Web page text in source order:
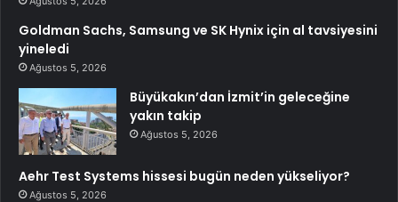
Goldman Sachs, Samsung ve SK Hynix için al tavsiyesini
yineledi
Ağustos 5, 2026
Büyükakın’dan İzmit’in geleceğine
yakın takip
Ağustos 5, 2026
Aehr Test Systems hissesi bugün neden yükseliyor?
Ağustos 5, 2026